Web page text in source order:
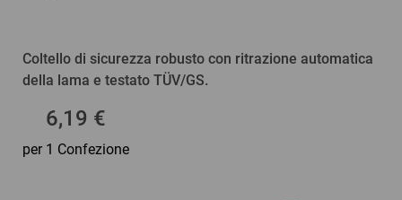
Coltello di sicurezza robusto con ritrazione automatica
della lama e testato TÜV/GS.
6,19 €
per 1 Confezione